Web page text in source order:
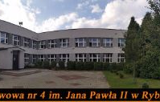
Przejdź do zawartości